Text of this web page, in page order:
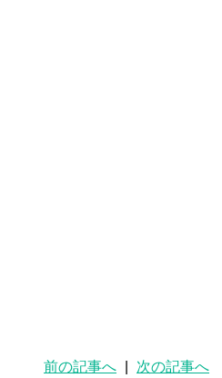
前の記事へ 次の記事へ